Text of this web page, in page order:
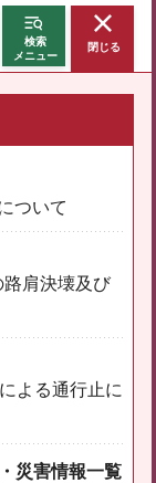
検索
メニュー
閉じる
ついて
肩決壊及び
よる通行止に
災害情報一覧